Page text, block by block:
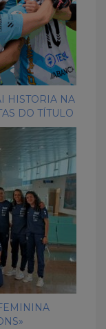
HISTORIA NA
DO TÍTULO